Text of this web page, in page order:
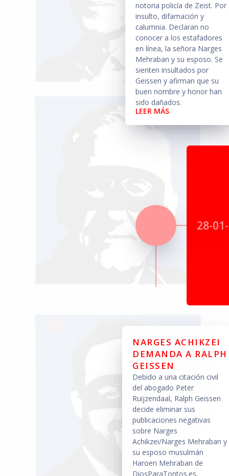
notoria policía de Zeist. Por
insulto, difamación y
calumnia. Declaran no
conocer a los estafadores
en línea, la señora Narges
Mehraban y su esposo. Se
sienten insultados por
Geissen y afirman que su
buen nombre y honor han
sido dañados.
LEER MÁS
28-
NARGES ACHIKZEI
DEMANDA A RALPH
GEISSEN
Debido a una citación civil
del abogado Peter
Ruijzendaal, Ralph Geissen
decide eliminar sus
publicaciones negativas
sobre Narges
Achikzei/Narges Mehraban y
su esposo musulmán
Haroen Mehraban de
DiosParaTontos.es,